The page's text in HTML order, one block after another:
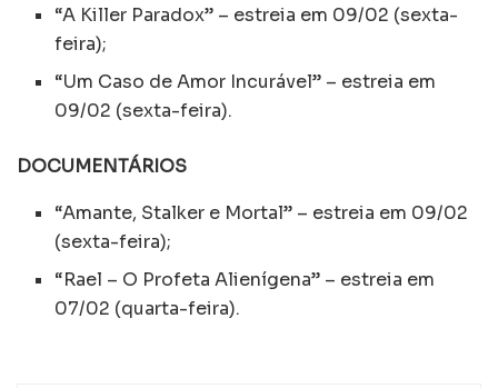
“A Killer Paradox” – estreia em 09/02 (sexta-
feira);
“Um Caso de Amor Incurável” – estreia em
09/02 (sexta-feira).
DOCUMENTÁRIOS
“Amante, Stalker e Mortal” – estreia em 09/02
(sexta-feira);
“Rael – O Profeta Alienígena” – estreia em
07/02 (quarta-feira).